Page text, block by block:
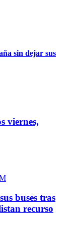
sin dejar sus
viernes,
buses tras
recurso